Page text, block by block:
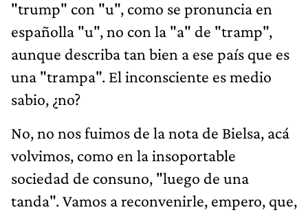
"trump" con "u", como se pronuncia en
españolla "u", no con la "a" de "tramp",
aunque describa tan bien a ese país que es
una "trampa". El inconsciente es medio
sabio, ¿no?
No, no nos fuimos de la nota de Bielsa, acá
volvimos, como en la insoportable
sociedad de consuno, "luego de una
tanda". Vamos a reconvenirle, empero, que,